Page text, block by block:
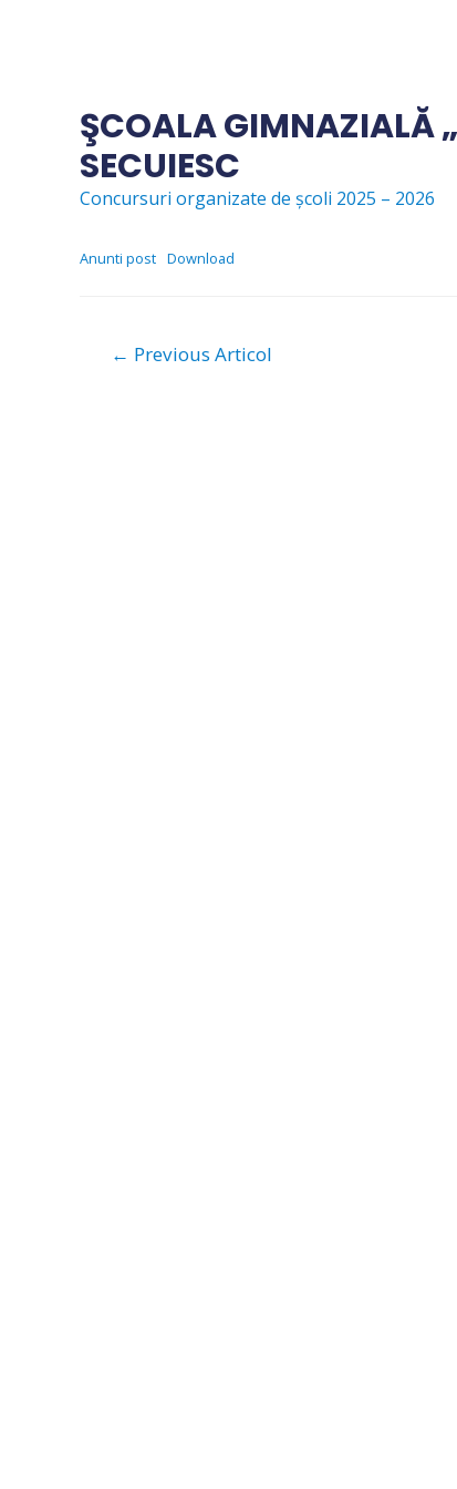
ŞCOALA GIMNAZIALĂ
SECUIESC
Concursuri organizate de școli 2025 – 2026
Anunti post Download
Navigare
← Previous Articol